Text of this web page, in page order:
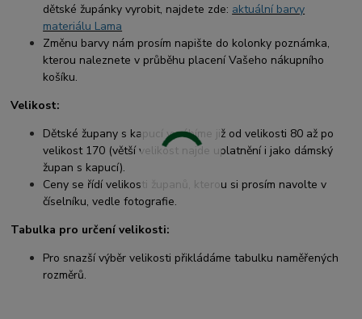
dětské župánky vyrobit, najdete zde: aktuální barvy
materiálu Lama
Změnu barvy nám prosím napište do kolonky poznámka,
kterou naleznete v průběhu placení Vašeho nákupního
košíku.
Velikost:
Dětské župany s kapucí vyrábíme již od velikosti 80 až po
velikost 170 (větší velikost najde uplatnění i jako dámský
župan s kapucí).
Ceny se řídí velikosti županů, kterou si prosím navolte v
číselníku, vedle fotografie.
Tabulka pro určení velikosti:
Pro snazší výběr velikosti přikládáme tabulku naměřených
rozměrů.